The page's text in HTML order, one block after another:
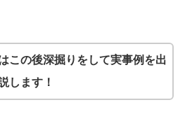
この後深掘りをして実事例を出
します！